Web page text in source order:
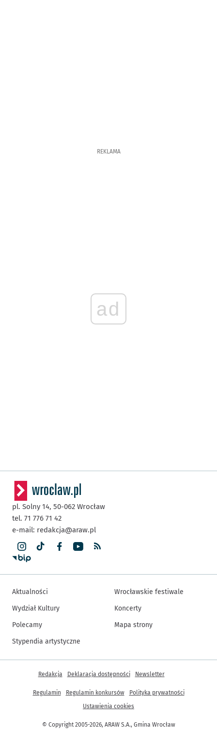
REKLAMA
ad
pl. Solny 14, 50-062 Wrocław
tel. 71 776 71 42
e-mail: redakcja@araw.pl
Aktualności
Wydział Kultury
Polecamy
Stypendia artystyczne
Wrocławskie festiwale
Koncerty
Mapa strony
© Copyright 2005-2026, ARAW S.A., Gmina Wrocław
Inne informacje
Redakcja Deklaracja dostępności Newsletter
Regulamin Regulamin konkursów
Polityka prywatności
Ustawienia cookies